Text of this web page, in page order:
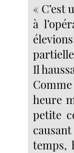
« C’est
à
Il
heure
petite
temps,